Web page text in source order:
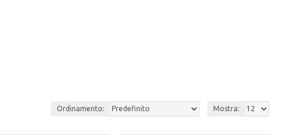
Ordinamento: Mostra: